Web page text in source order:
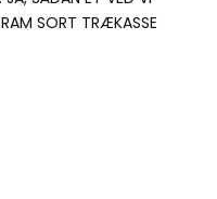
SORT TRÆKASSE